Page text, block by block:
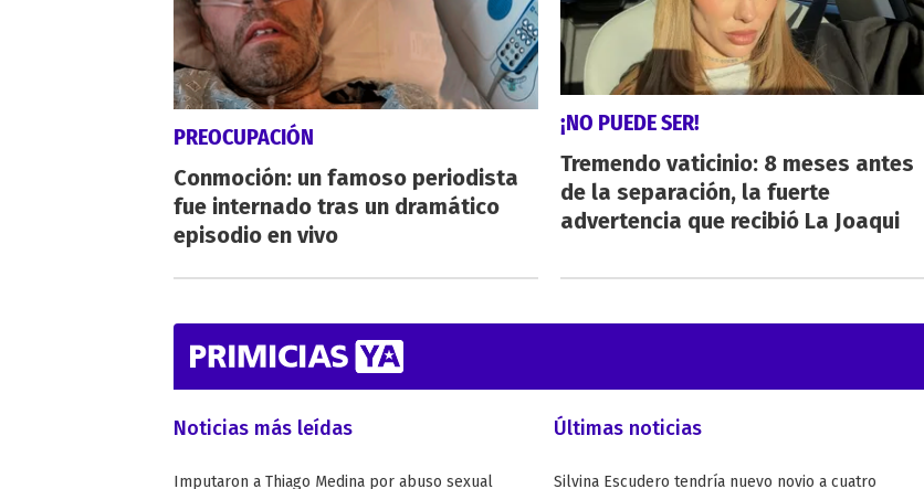
PREOCUPACIÓN
Conmoción: un famoso periodista
fue internado tras un dramático
episodio en vivo
¡NO PUEDE SER!
Tremendo vaticinio: 8 meses antes
de la separación, la fuerte
advertencia que recibió La Joaqui
Noticias más leídas
Imputaron a Thiago Medina por abuso sexual
Últimas noticias
Silvina Escudero tendría nuevo novio a cuatro